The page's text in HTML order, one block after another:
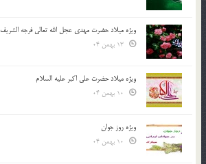
ویژه میلاد حضرت مهدی عجل الله تعالی فرجه الشريف
ویژه میلاد حضرت علی اکبر علیه السلام
ویژه روز جوان